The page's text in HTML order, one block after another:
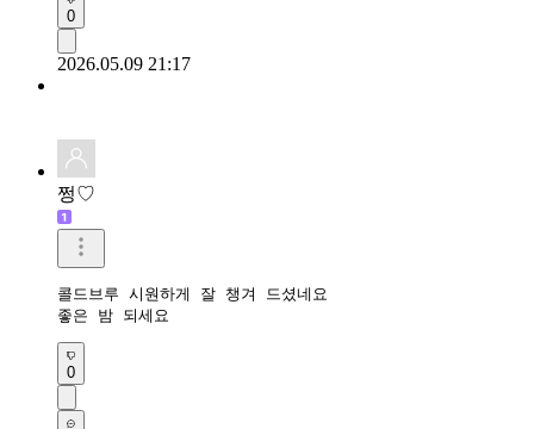
0
2026.05.09 21:17
쩡♡
콜드브루 시원하게 잘 챙겨 드셨네요
좋은 밤 되세요
0